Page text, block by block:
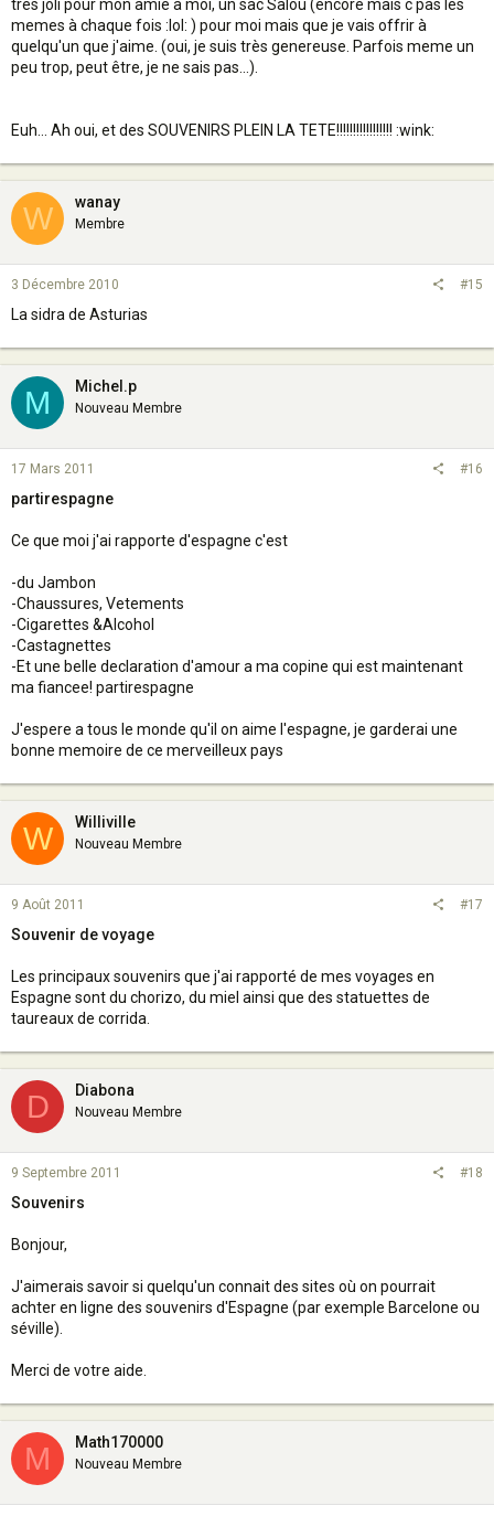
très joli pour mon amie à moi, un sac Salou (encore mais c pas les
memes à chaque fois :lol: ) pour moi mais que je vais offrir à
quelqu'un que j'aime. (oui, je suis très genereuse. Parfois meme un
peu trop, peut être, je ne sais pas...).
Euh... Ah oui, et des SOUVENIRS PLEIN LA TETE!!!!!!!!!!!!!!!!! :wink:
W wanay
Membre
3 Décembre 2010 #15
La sidra de Asturias
M Michel.p
Nouveau Membre
17 Mars 2011 #16
partirespagne
Ce que moi j'ai rapporte d'espagne c'est
-du Jambon
-Chaussures, Vetements
-Cigarettes &Alcohol
-Castagnettes
-Et une belle declaration d'amour a ma copine qui est maintenant
ma fiancee! partirespagne
J'espere a tous le monde qu'il on aime l'espagne, je garderai une
bonne memoire de ce merveilleux pays
W Williville
Nouveau Membre
9 Août 2011 #17
Souvenir de voyage
Les principaux souvenirs que j'ai rapporté de mes voyages en
Espagne sont du chorizo, du miel ainsi que des statuettes de
taureaux de corrida.
D Diabona
Nouveau Membre
9 Septembre 2011 #18
Souvenirs
Bonjour,
J'aimerais savoir si quelqu'un connait des sites où on pourrait
achter en ligne des souvenirs d'Espagne (par exemple Barcelone ou
séville).
Merci de votre aide.
M Math170000
Nouveau Membre